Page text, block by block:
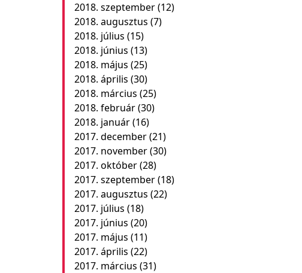
2018. szeptember(12)
2018. augusztus (7)
2018. július (15)
2018. június (13)
2018. május (25)
2018. április (30)
2018. március (25)
2018. február(30)
2018. január(16)
2017. december(21)
2017. november(30)
2017. október(28)
2017. szeptember(18)
2017. augusztus (22)
2017. július (18)
2017. június (20)
2017. május (11)
2017. április (22)
2017. március (31)